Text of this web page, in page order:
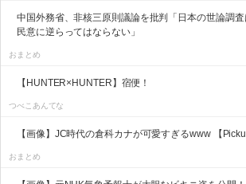
中国外務省、非核三原則議論を批判「日本の世論調
民意に逆らってはならない」
おまとめ
【HUNTER×HUNTER】宿便！
つべこあんてな
【画像】JC時代の倉科カナが可愛すぎるwww 【
おまとめ